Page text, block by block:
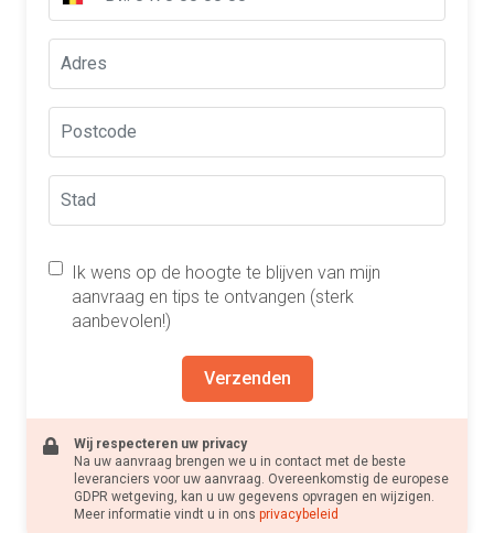
Ik wens op de hoogte te blijven van mijn
aanvraag en tips te ontvangen (sterk
aanbevolen!)
Verzenden
Wij respecteren uw privacy
Na uw aanvraag brengen we u in contact met de beste
leveranciers voor uw aanvraag. Overeenkomstig de europese
GDPR wetgeving, kan u uw gegevens opvragen en wijzigen.
Meer informatie vindt u in ons privacybeleid